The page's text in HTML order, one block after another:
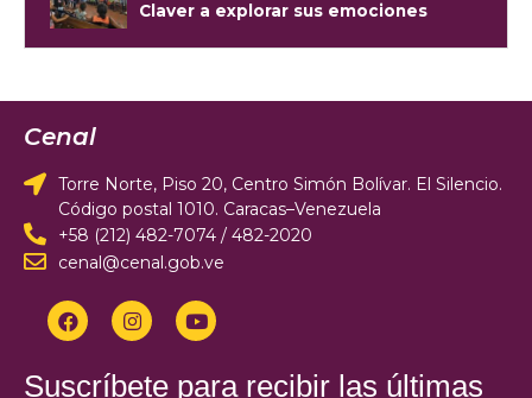
Claver a explorar sus emociones
Cenal
Torre Norte, Piso 20, Centro Simón Bolívar. El Silencio.
Código postal 1010. Caracas–Venezuela
+58 (212) 482-7074 / 482-2020
cenal@cenal.gob.ve
Suscríbete para recibir las últimas